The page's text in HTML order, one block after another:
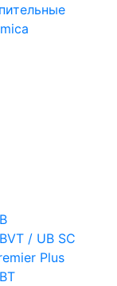
/ UB SC
Plus